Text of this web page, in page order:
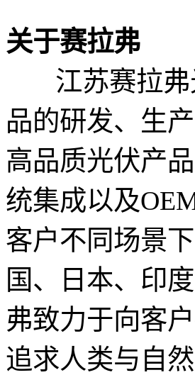
关于赛拉弗
江苏赛拉弗
品的研发、生
高品质光伏产
统集成以及
客户不同场景
国、日本、印
弗致力于向客
追求人类与自